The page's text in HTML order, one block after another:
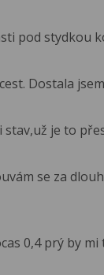
pod stydkou
Dostala
je to
se za
0,4 prý by mi